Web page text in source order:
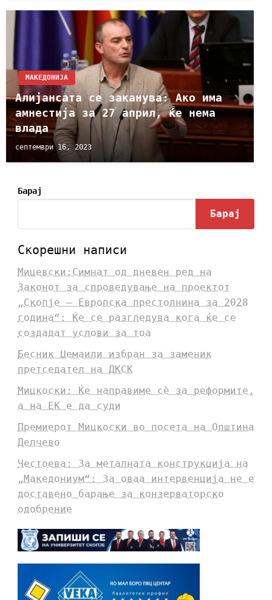
МАКЕДОНИЈА
Алијансата се заканува: Ако има
амнестија за 27 април, ќе нема
влада
септември 16, 2023
Барај
Барај
Скорешни написи
Мицевски:Симнат од дневен ред на
Законот за спроведување на проектот
„Скопје – Европска престолнина за 2028
година“: Ќе се разгледува кога ќе се
создадат услови за тоа
Бесник Џемаили избран за заменик
претседател на ДКСК
Мицкоски: Ќе направиме сè за реформите,
а на ЕК е да суди
Премиерот Мицкоски во посета на Општина
Делчево
Честоева: За металната конструкција на
„Македониум“: За оваа интервенција не е
доставено барање за конзерваторско
одобрение